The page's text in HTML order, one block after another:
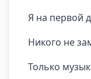
Я на первой
Никого не
Только